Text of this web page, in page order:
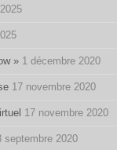
» 1 décembre 2020
17 novembre 2020
17 novembre 2020
septembre 2020